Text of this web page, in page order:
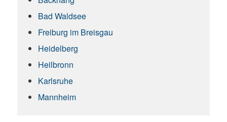
Bad Waldsee
Freiburg im Breisgau
Heidelberg
Heilbronn
Karlsruhe
Mannheim